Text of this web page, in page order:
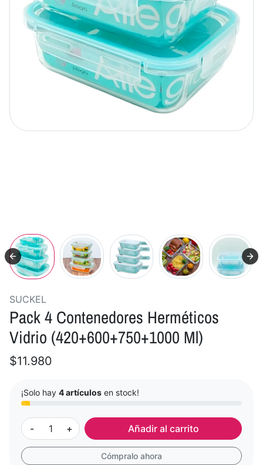
SUCKEL
Pack 4 Contenedores Herméticos
Vidrio (420+600+750+1000 Ml)
$11.980
¡Solo hay 4 artículos en stock!
- + Añadir al carrito
Cómpralo ahora